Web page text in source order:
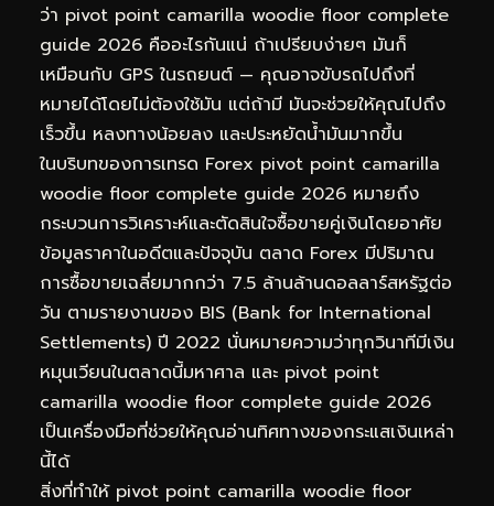
ว่า pivot point camarilla woodie floor complete
guide 2026 คืออะไรกันแน่ ถ้าเปรียบง่ายๆ มันก็
เหมือนกับ GPS ในรถยนต์ — คุณอาจขับรถไปถึงที่
หมายได้โดยไม่ต้องใช้มัน แต่ถ้ามี มันจะช่วยให้คุณไปถึง
เร็วขึ้น หลงทางน้อยลง และประหยัดน้ำมันมากขึ้น
ในบริบทของการเทรด Forex pivot point camarilla
woodie floor complete guide 2026 หมายถึง
กระบวนการวิเคราะห์และตัดสินใจซื้อขายคู่เงินโดยอาศัย
ข้อมูลราคาในอดีตและปัจจุบัน ตลาด Forex มีปริมาณ
การซื้อขายเฉลี่ยมากกว่า 7.5 ล้านล้านดอลลาร์สหรัฐต่อ
วัน ตามรายงานของ BIS (Bank for International
Settlements) ปี 2022 นั่นหมายความว่าทุกวินาทีมีเงิน
หมุนเวียนในตลาดนี้มหาศาล และ pivot point
camarilla woodie floor complete guide 2026
เป็นเครื่องมือที่ช่วยให้คุณอ่านทิศทางของกระแสเงินเหล่า
นี้ได้
สิ่งที่ทำให้ pivot point camarilla woodie floor